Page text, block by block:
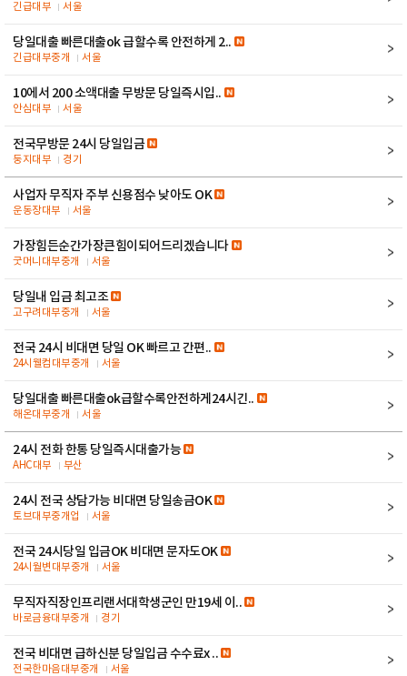
긴급대부 서울
당일대출 빠른대출ok 급할수록 안전하게 2..
긴급대부중개 서울
10에서 200 소액대출 무방문 당일즉시입..
안심대부 서울
전국무방문 24시 당일입금
둥지대부 경기
사업자 무직자 주부 신용점수 낮아도 OK
운동장대부 서울
가장힘든순간가장큰힘이되어드리겠습니다
굿머니대부중개 서울
당일내 입금 최고조
고구려대부중개 서울
전국 24시 비대면 당일 OK 빠르고 간편..
24시웰컴대부중개 서울
당일대출 빠른대출ok급할수록안전하게24시긴..
해온대부중개 서울
24시 전화 한통 당일즉시대출가능
AHC대부 부산
24시 전국 상담가능 비대면 당일송금OK
토브대부중개업 서울
전국 24시당일 입금OK 비대면 문자도OK
24시월변대부중개 서울
무직자직장인프리랜서대학생군인 만19세 이..
바로금융대부중개 경기
전국 비대면 급하신분 당일입금 수수료x ..
전국한마음대부중개 서울